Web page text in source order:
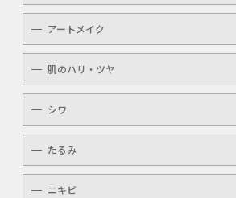
メンズ
キッズ
介護
レーザートーニング
顔・体のシミ取り
ピコレーザー
アートメイク
眉（アイブロウ）
唇（リップ）
メンズ
アイライン
肌のハリ・ツヤ
YAGシャワー
マッサージピール
ケミカルピーリング
シワ
ボトックスボツラックス
ボトックスビスタ
たるみ
YAGシャワー
ニキビ